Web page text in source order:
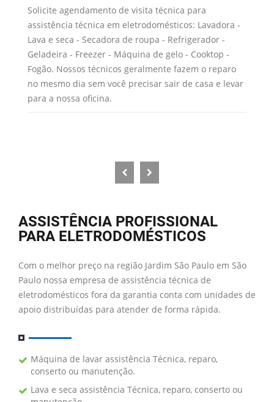
Solicite agendamento de visita técnica para
assistência técnica em eletrodomésticos: Lavadora -
Lava e seca - Secadora de roupa - Refrigerador -
Geladeira - Freezer - Máquina de gelo - Cooktop -
Fogão. Nossos técnicos geralmente fazem o reparo
no mesmo dia sem você precisar sair de casa e levar
para a nossa oficina.
ASSISTÊNCIA PROFISSIONAL
PARA ELETRODOMÉSTICOS
Com o melhor preço na região Jardim São Paulo em São
Paulo nossa empresa de assistência técnica de
eletrodomésticos fora da garantia conta com unidades de
apoio distribuídas para atender de forma rápida.
Máquina de lavar assistência Técnica, reparo,
conserto ou manutenção.
Lava e seca assistência Técnica, reparo, conserto ou